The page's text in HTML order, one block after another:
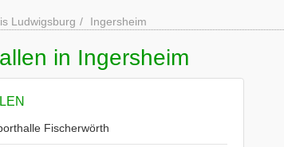
Ludwigsburg Ingersheim
in Ingersheim
Fischerwörth